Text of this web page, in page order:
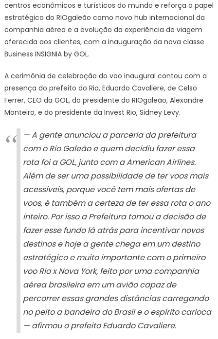
–
Prefeitura
da
Rio
de
Janeiro
centros econômicos e turísticos do mundo e reforça o papel
estratégico do RIOgaleão como novo hub internacional da
companhia aérea e a evolução da experiência de viagem
oferecida aos clientes, com a inauguração da nova classe
Business INSIGNIA by GOL.
A cerimônia de celebração do voo inaugural contou com a
presença do prefeito do Rio, Eduardo Cavaliere, de Celso
Ferrer, CEO da GOL, do presidente do RIOgaleão, Alexandre
Monteiro, e do presidente da Invest Rio, Sidney Levy.
— A gente anunciou a parceria da prefeitura
com o Rio Galeão e quem decidiu fazer essa
rota foi a GOL, junto com a American Airlines.
Além de ser uma possibilidade de ter voos mais
acessíveis, porque você tem mais ofertas de
voos, é também a certeza de ter essa rota o ano
inteiro. Por isso a Prefeitura tomou a decisão de
fazer esse fundo lá atrás para incentivar novos
destinos e hoje a gente chega em um destino
estratégico e muito importante com o primeiro
voo Rio x Nova York, feito por uma companhia
aérea brasileira em um avião capaz de
percorrer essas grandes distâncias carregando
no peito a bandeira do Brasil e o espírito carioca
— afirmou o prefeito Eduardo Cavaliere.